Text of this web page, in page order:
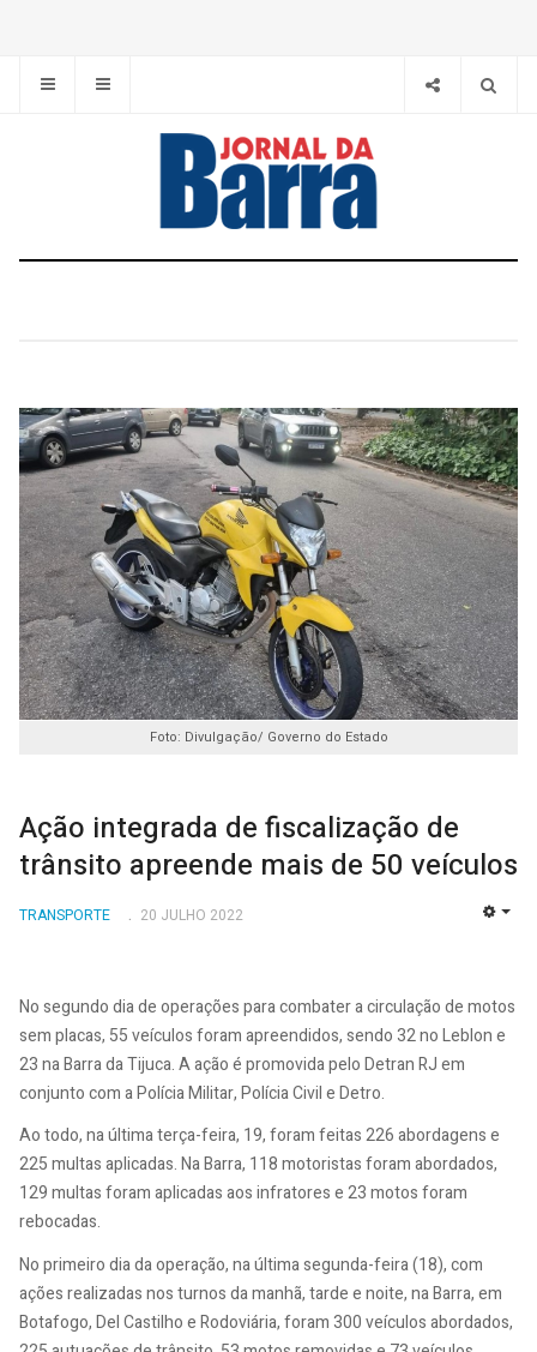
Foto: Divulgação/ Governo do Estado
Ação integrada de fiscalização de
trânsito apreende mais de 50 veículos
TRANSPORTE 20 JULHO 2022
No segundo dia de operações para combater a circulação de motos
sem placas, 55 veículos foram apreendidos, sendo 32 no Leblon e
23 na Barra da Tijuca. A ação é promovida pelo Detran RJ em
conjunto com a Polícia Militar, Polícia Civil e Detro.
Ao todo, na última terça-feira, 19, foram feitas 226 abordagens e
225 multas aplicadas. Na Barra, 118 motoristas foram abordados,
129 multas foram aplicadas aos infratores e 23 motos foram
rebocadas.
No primeiro dia da operação, na última segunda-feira (18), com
ações realizadas nos turnos da manhã, tarde e noite, na Barra, em
Botafogo, Del Castilho e Rodoviária, foram 300 veículos abordados,